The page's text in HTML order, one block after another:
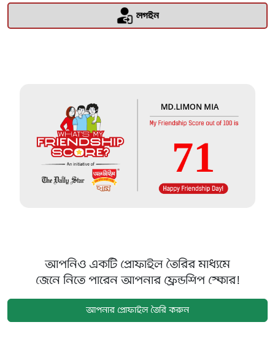
লগইন
আপনিও একটি প্রোফাইল তৈরির মাধ্যমে
জেনে নিতে পারেন আপনার ফ্রেন্ডশিপ স্কোর!
আপনার প্রোফাইল তৈরি করুন